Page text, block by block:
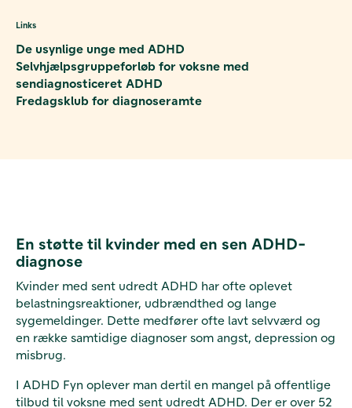
Links
De usynlige unge med ADHD
Selvhjælpsgruppeforløb for voksne med
sendiagnosticeret ADHD
Fredagsklub for diagnoseramte
En støtte til kvinder med en sen ADHD-
diagnose
Kvinder med sent udredt ADHD har ofte oplevet
belastningsreaktioner, udbrændthed og lange
sygemeldinger. Dette medfører ofte lavt selvværd og
en række samtidige diagnoser som angst, depression og
misbrug.
I ADHD Fyn oplever man dertil en mangel på offentlige
tilbud til voksne med sent udredt ADHD. Der er over 52